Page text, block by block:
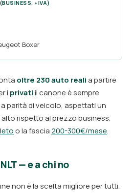
Boxer
oltre 230 auto realia partire
i privatiil canone è sempre
a parità di veicolo, aspettati un
rispetto al prezzo business.
o la fascia200-300€/mese.
— e a chi no
non è la scelta migliore per tutti.